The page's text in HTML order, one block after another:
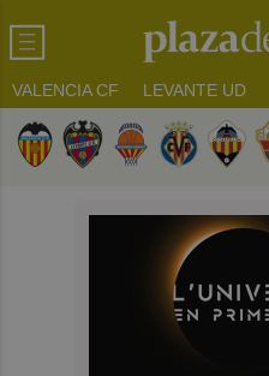
VALENCIA CF LEVANTE UD